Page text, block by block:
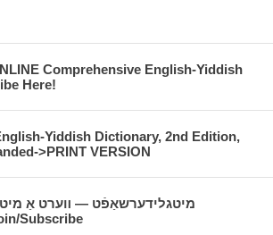
Comprehensive English-Yiddish
Here!
Yiddish Dictionary, 2nd Edition,
>PRINT VERSION
מיטגלידערשאַפֿט — װערט אַ
Subscribe